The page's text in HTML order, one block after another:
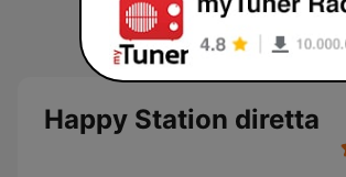
Happy Station diretta